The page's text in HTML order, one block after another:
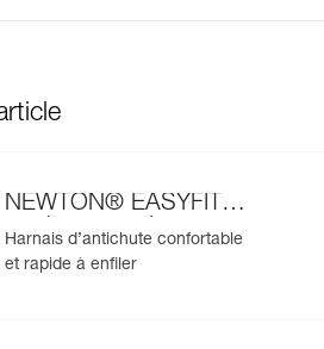
NEWTON® EASYFIT
version européenne
Harnais d’antichute confortable
et rapide à enfiler